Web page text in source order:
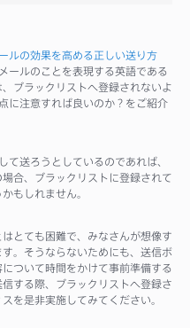
ルの効果を高める正しい送り方
ールのことを表現する英語である
ブラックリストへ登録されないよ
に注意すれば良いのか？をご紹介
送ろうとしているのであれば、
合、ブラックリストに登録されて
もしれません。
とても困難で、みなさんが想像す
。そうならないためにも、送信ボ
ついて時間をかけて事前準備する
する際、ブラックリストへ登録さ
を是非実施してみてください。